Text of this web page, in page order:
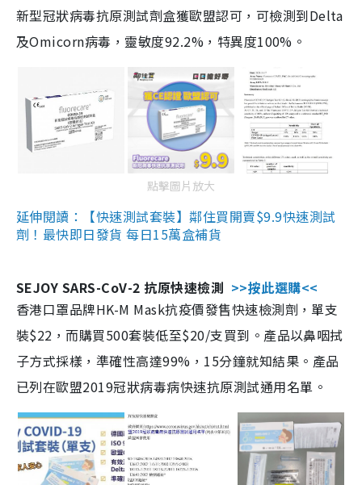
新型冠狀病毒抗原測試劑盒獲歐盟認可，可檢測到Delta
及Omicorn病毒，靈敏度92.2%，特異度100%。
點擊圖片放大
延伸閱讀：【快速測試套裝】鄰住買開賣$9.9快速測試
劑！最快即日發貨 每日15萬盒補貨
SEJOY SARS-CoV-2 抗原快速檢測 >>按此選購<<
香港口罩品牌HK-M Mask抗疫價發售快速檢測劑，單支
裝$22，而購買500套裝低至$20/支買到。產品以鼻咽拭
子方式採樣，準確性高達99%，15分鐘就知結果。產品
已列在歐盟2019冠狀病毒病快速抗原測試通用名單。